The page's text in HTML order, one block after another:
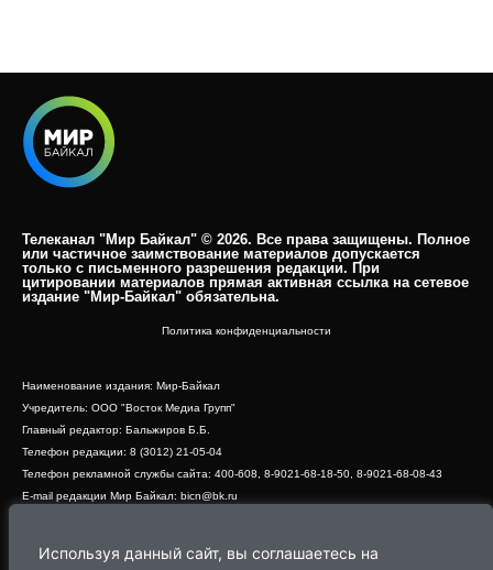
Используя данный сайт, вы соглашаетесь на
Телеканал "Мир Байкал" © 2026. Все права защищены. Полное
или частичное заимствование материалов допускается
только с письменного разрешения редакции. При
цитировании материалов прямая активная ссылка на сетевое
издание "Мир-Байкал" обязательна.​
Политика конфиденциальности
Наименование издания: Мир-Байкал
Учредитель: ООО "Восток Медиа Групп"
Главный редактор: Бальжиров Б.Б.
Телефон редакции: 8 (3012) 21-05-04
Телефон рекламной службы сайта: 400-608, 8-9021-68-18-50, 8-9021-68-08-43
E-mail редакции Мир Байкал: bicn@bk.ru
Адрес редакции: 670000, г. Улан-Удэ, ул. Профсоюзная, дом 44, офис 1